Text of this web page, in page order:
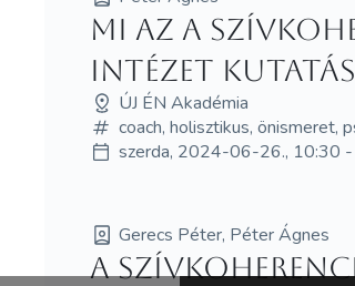
Mi az a
Intézet
ÚJ ÉN Akadémia
coach, holisztikus, önismeret,
szerda, 2024-06-26., 10:30
Gerecs Péter, Péter Ágnes
A